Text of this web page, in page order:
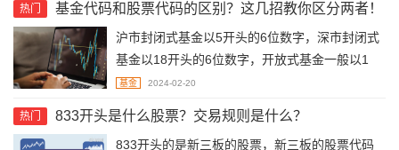
中性的消息，除权是股票分红的过程，股票分红
会使得总股本增加，市场就会通过除权除息来使
股价平衡，投资者的股票价值不变。
热门 基金代码和股票代码的区别？这几招教你区分两者！
沪市封闭式基金以5开头的6位数字，深市封闭式
基金以18开头的6位数字，开放式基金一般以1
6、15开头的6位数字，沪市ETF基金以数字“51”
板股票的代码以300开头；上海主板的股票代码
基金 2024-02-20
热门 833开头是什么股票？交易规则是什么？
833开头的是新三板的股票，新三板的股票代码